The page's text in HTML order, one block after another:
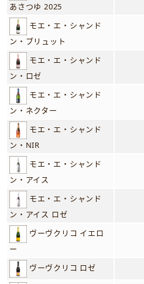
あさつゆ 2025
モエ・エ・シャンド
ン・ブリュット
モエ・エ・シャンド
ン・ロゼ
モエ・エ・シャンド
ン・ネクター
モエ・エ・シャンド
ン・NIR
モエ・エ・シャンド
ン・アイス
モエ・エ・シャンド
ン・アイス ロゼ
ヴーヴクリコ イエロ
ー
ヴーヴクリコ ロゼ